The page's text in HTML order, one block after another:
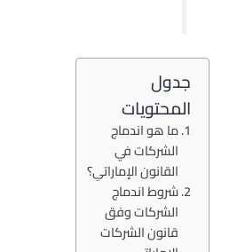
جدول
المحتويات
ما هو اندماج
الشركات في
القانون الإماراتي؟
شروط اندماج
الشركات وفق
قانون الشركات